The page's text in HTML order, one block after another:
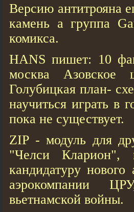
Версию антитрояна
камень а группа
комикса.
HANS пишет: 10
москва Азовское
Голубицкая план-
научиться играть в
пока не существует.
ZIP - модуль для
"Челси Кларион",
кандидатуру
аэрокомпании
вьетнамской войны.